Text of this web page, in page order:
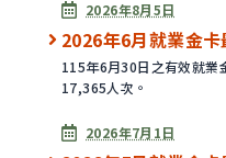
2026年8月5日
2026年6月就業金
115年6月30日之有效就業
17,365人次。
2026年7月1日